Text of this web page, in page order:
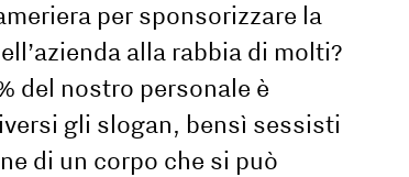
per sponsorizzare la
alla rabbia di molti?
del nostro personale è
gli slogan, bensì sessisti
di un corpo che si può